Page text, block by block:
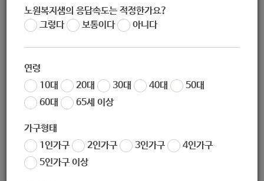
노원복지샘의 응답속도는 적정한가요?
그렇다
보통이다 아니다
연령
10대
20대 30대 40대
50대
60대
65세 이상
가구형태
1인가구
2인가구 3인가구
4인가구
5인가구 이상
담당 복지 서비스
[하나샤브샤브와 함께하는 행복한 소고기덮밥 나눔 : 저소
득 일상생활 지원]
[함께하는 생일날 : 어르신 일상생활 지원]